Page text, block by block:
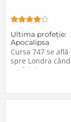
Ultima profeţie:
Apocalipsa
Cursa 747 se
spre Londra
un fel de
pasagerii încep
locurile lor.